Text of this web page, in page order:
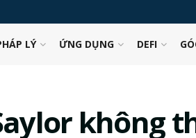
LÝ ỨNG DỤNG DEFI
không